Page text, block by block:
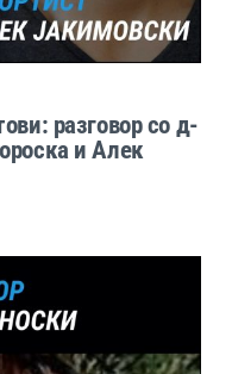
разговор со д-
и Алек